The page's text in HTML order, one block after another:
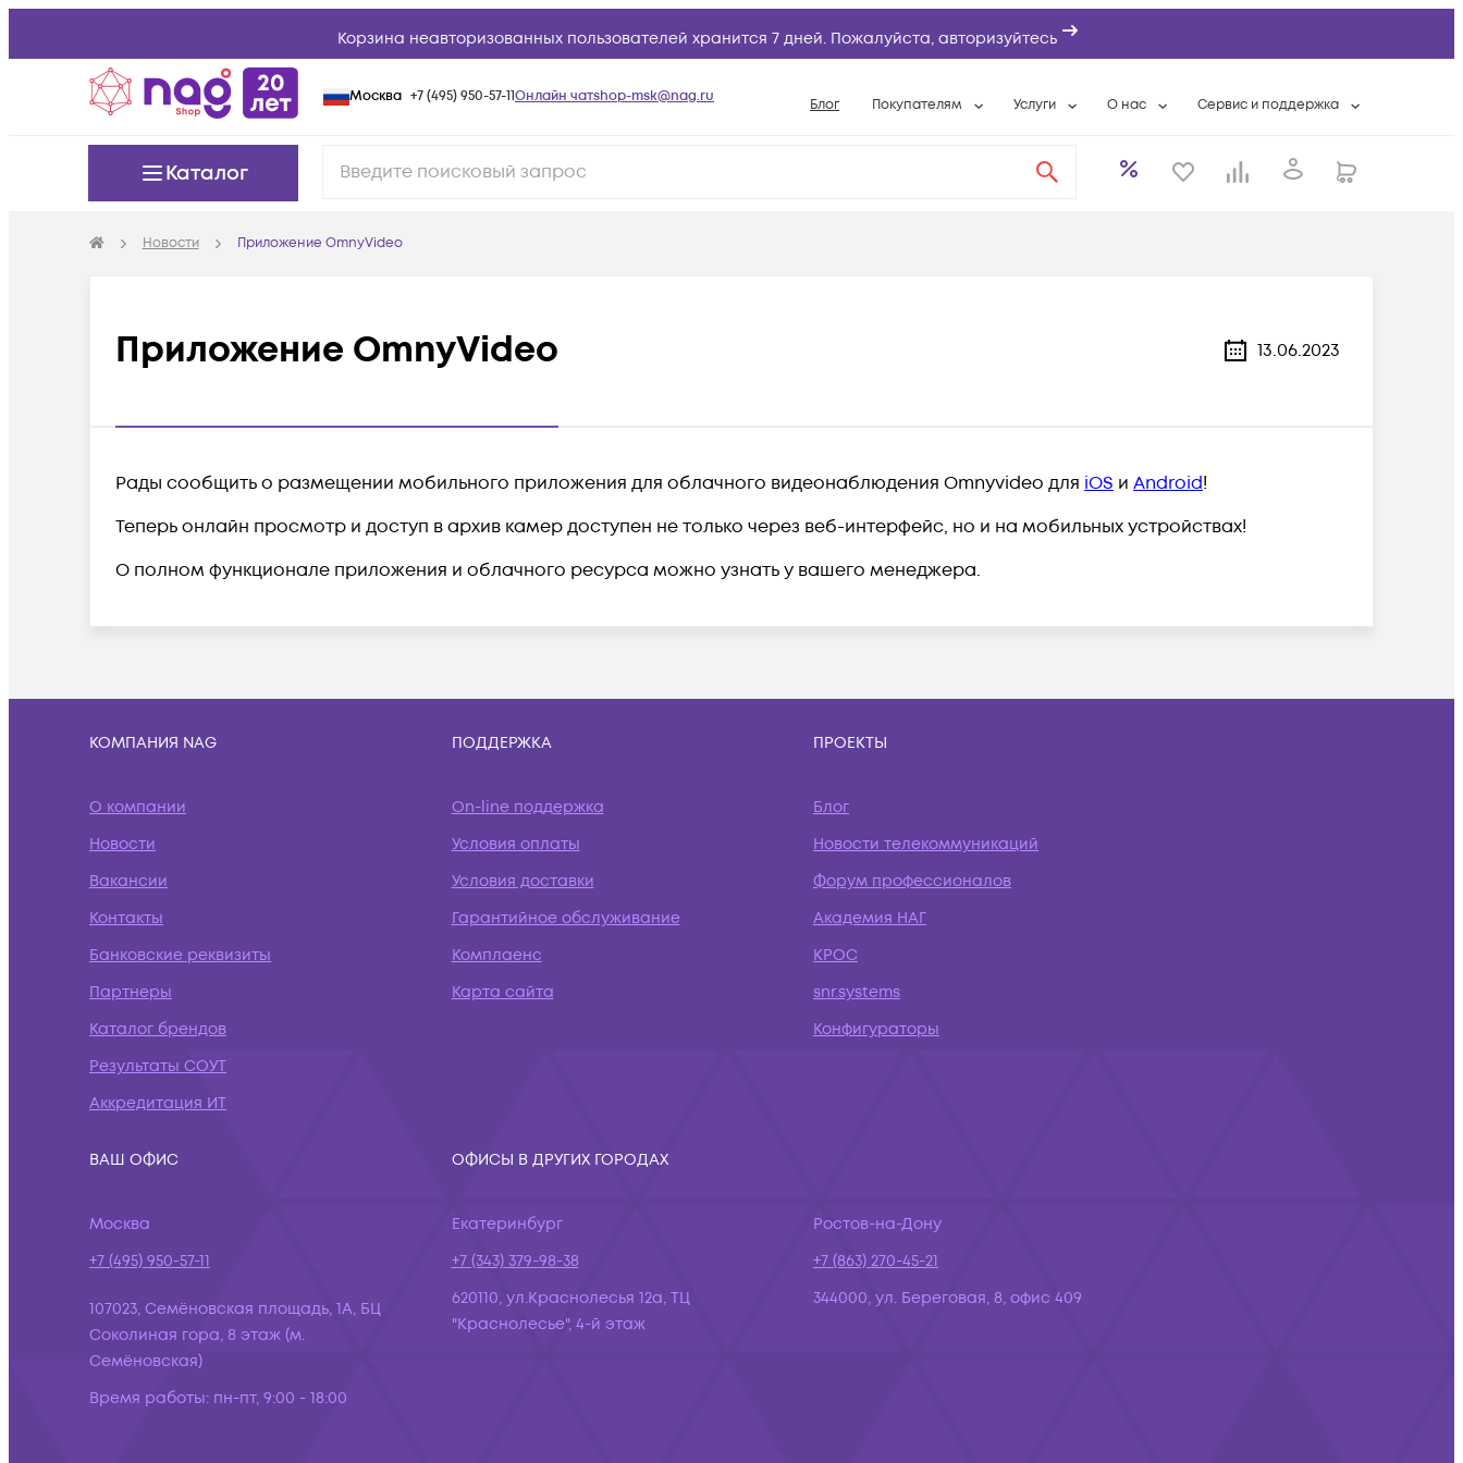
Корзина неавторизованных пользователей хранится 7 дней. Пожалуйста, авторизуйтесь
Москва +7 (495) 950-57-11Онлайн чатshop-msk@nag.ru Блог Покупателям Услуги
Системная интеграция
О нас
Контактная информация
Сервис и поддержка
Контакты сервисных центров
Каталог
Новости Приложение OmnyVideo
Приложение OmnyVideo 13.06.2023
Рады сообщить о размещении мобильного приложения для облачного видеонаблюдения Omnyvideo для iOS и Android!
Теперь онлайн просмотр и доступ в архив камер доступен не только через веб-интерфейс, но и на мобильных устройствах!
О полном функционале приложения и облачного ресурса можно узнать у вашего менеджера.
КОМПАНИЯ NAG
О компании
Новости
Вакансии
Контакты
Банковские реквизиты
Партнеры
Каталог брендов
Результаты СОУТ
Аккредитация ИТ
ПОДДЕРЖКА
On-line поддержка
Условия оплаты
Условия доставки
Гарантийное обслуживание
Комплаенс
Карта сайта
ПРОЕКТЫ
Блог
Новости телекоммуникаций
Форум профессионалов
Академия НАГ
КРОС
snr.systems
Конфигураторы
ВАШ ОФИС
Москва
+7 (495) 950-57-11
107023, Семёновская площадь, 1А, БЦ
Соколиная гора, 8 этаж (м.
Семёновская)
Время работы: пн-пт, 9:00 - 18:00
ОФИСЫ В ДРУГИХ ГОРОДАХ
Екатеринбург
+7 (343) 379-98-38
620110, ул.Краснолесья 12а, ТЦ
"Краснолесье", 4-й этаж
Ростов-на-Дону
+7 (863) 270-45-21
344000, ул. Береговая, 8, офис 409